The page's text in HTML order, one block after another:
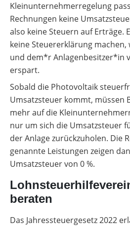
Kleinunternehmerregelung
Rechnungen keine
also keine Steuern auf Erträge.
keine Steuererklärung machen,
und dem*r Anlagenbesitzer*in
erspart.
Sobald die Photovoltaik
Umsatzsteuer kommt, müssen
mehr auf die
nur um sich die Umsatzsteuer
der Anlage zurückzuholen. Die
genannte Leistungen zeigen
Umsatzsteuer von 0 %.
beraten
Das Jahressteuergesetz 2022